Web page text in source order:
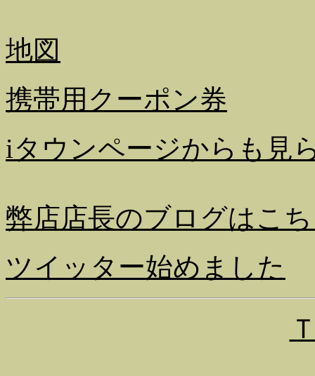
地図
携帯用クーポン券
iタウンページからも見
弊店店長のブログはこ
ツイッター始めました